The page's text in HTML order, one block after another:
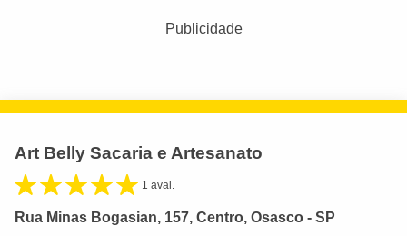
Publicidade
Art Belly Sacaria e Artesanato
1 aval.
Rua Minas Bogasian, 157, Centro, Osasco - SP